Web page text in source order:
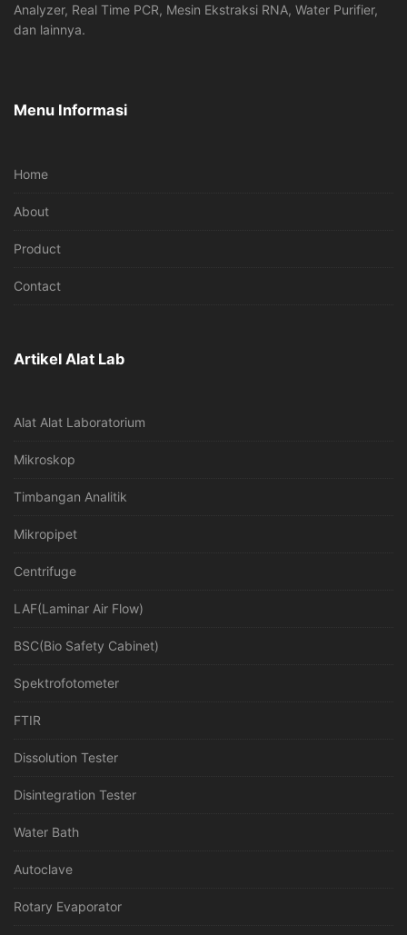
Analyzer, Real Time PCR, Mesin Ekstraksi RNA, Water Purifier,
dan lainnya.
Menu Informasi
Home
About
Product
Contact
Artikel Alat Lab
Alat Alat Laboratorium
Mikroskop
Timbangan Analitik
Mikropipet
Centrifuge
LAF(Laminar Air Flow)
BSC(Bio Safety Cabinet)
Spektrofotometer
FTIR
Dissolution Tester
Disintegration Tester
Water Bath
Autoclave
Rotary Evaporator